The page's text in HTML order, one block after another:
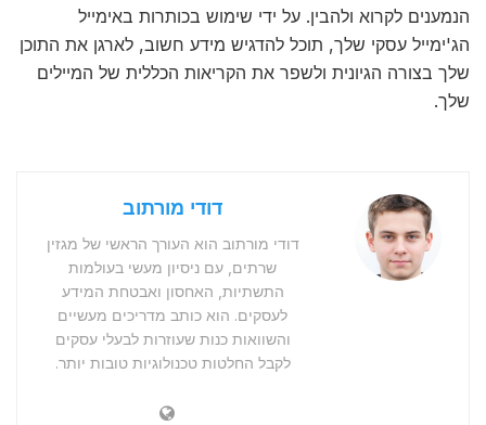
הנמענים לקרוא ולהבין. על ידי שימוש בכותרות באימייל
הג'ימייל עסקי שלך, תוכל להדגיש מידע חשוב, לארגן את התוכן
שלך בצורה הגיונית ולשפר את הקריאות הכללית של המיילים
שלך.
דודי מורתוב
דודי מורתוב הוא העורך הראשי של מגזין
שרתים, עם ניסיון מעשי בעולמות
התשתיות, האחסון ואבטחת המידע
לעסקים. הוא כותב מדריכים מעשיים
והשוואות כנות שעוזרות לבעלי עסקים
לקבל החלטות טכנולוגיות טובות יותר.